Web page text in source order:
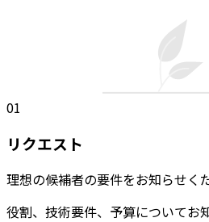
01
リクエスト
理想の候補者の要件をお知らせく
役割、技術要件、予算についてお